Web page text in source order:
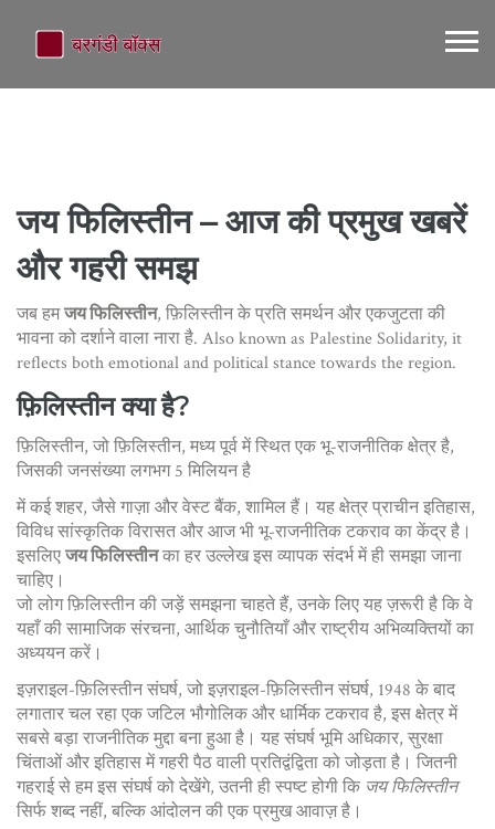
जय फिलिस्तीन – आज की प्रमुख खबरें
और गहरी समझ
जब हमजय फिलिस्तीन, फ़िलिस्तीन के प्रति समर्थन और एकजुटता की
भावना को दर्शाने वाला नारा है. Also known as Palestine Solidarity, it
reflects both emotional and political stance towards the region.
फ़िलिस्तीन क्या है?
फ़िलिस्तीन, जोफ़िलिस्तीन, मध्य पूर्व में स्थित एक भू-राजनीतिक क्षेत्र है,
जिसकी जनसंख्या लगभग 5 मिलियन है
में कई शहर, जैसे गाज़ा और वेस्ट बैंक, शामिल हैं। यह क्षेत्र प्राचीन इतिहास,
विविध सांस्कृतिक विरासत और आज भी भू-राजनीतिक टकराव का केंद्र है।
इसलिएजय फिलिस्तीनका हर उल्लेख इस व्यापक संदर्भ में ही समझा जाना
चाहिए।
जो लोग फ़िलिस्तीन की जड़ें समझना चाहते हैं, उनके लिए यह ज़रूरी है कि वे
यहाँ की सामाजिक संरचना, आर्थिक चुनौतियाँ और राष्ट्रीय अभिव्यक्तियों का
अध्ययन करें।
इज़राइल-फ़िलिस्तीन संघर्ष, जोइज़राइल-फ़िलिस्तीन संघर्ष, 1948 के बाद
लगातार चल रहा एक जटिल भौगोलिक और धार्मिक टकराव है, इस क्षेत्र में
सबसे बड़ा राजनीतिक मुद्दा बना हुआ है। यह संघर्ष भूमि अधिकार, सुरक्षा
चिंताओं और इतिहास में गहरी पैठ वाली प्रतिद्वंद्विता को जोड़ता है। जितनी
गहराई से हम इस संघर्ष को देखेंगे, उतनी ही स्पष्ट होगी कि जय फिलिस्तीन
सिर्फ शब्द नहीं, बल्कि आंदोलन की एक प्रमुख आवाज़ है।